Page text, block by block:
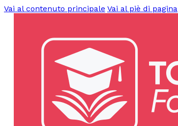
Vai al contenuto principale Vai al piè di pagina